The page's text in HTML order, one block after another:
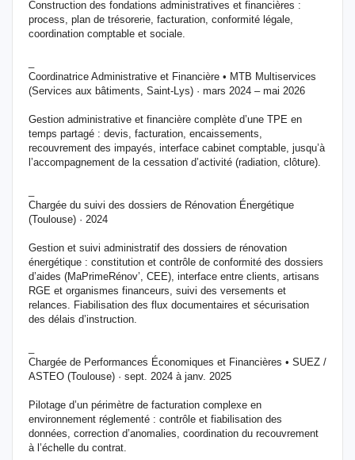
Construction des fondations administratives et financières :
process, plan de trésorerie, facturation, conformité légale,
coordination comptable et sociale.
Coordinatrice Administrative et Financière • MTB Multiservices
(Services aux bâtiments, Saint-Lys) · mars 2024 – mai 2026
Gestion administrative et financière complète d’une TPE en
temps partagé : devis, facturation, encaissements,
recouvrement des impayés, interface cabinet comptable, jusqu’à
l’accompagnement de la cessation d’activité (radiation, clôture).
Chargée du suivi des dossiers de Rénovation Énergétique
(Toulouse) · 2024
Gestion et suivi administratif des dossiers de rénovation
énergétique : constitution et contrôle de conformité des dossiers
d’aides (MaPrimeRénov’, CEE), interface entre clients, artisans
RGE et organismes financeurs, suivi des versements et
relances. Fiabilisation des flux documentaires et sécurisation
des délais d’instruction.
Chargée de Performances Économiques et Financières • SUEZ /
ASTEO (Toulouse) · sept. 2024 à janv. 2025
Pilotage d’un périmètre de facturation complexe en
environnement réglementé : contrôle et fiabilisation des
données, correction d’anomalies, coordination du recouvrement
à l’échelle du contrat.